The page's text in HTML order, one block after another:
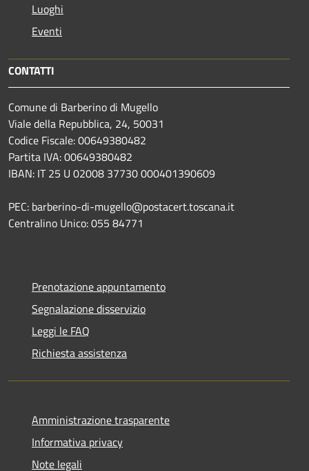
Luoghi
Eventi
CONTATTI
Comune di Barberino di Mugello
Viale della Repubblica, 24, 50031
Codice Fiscale: 00649380482
Partita IVA: 00649380482
IBAN: IT 25 U 02008 37730 000401390609
PEC: barberino-di-mugello@postacert.toscana.it
Centralino Unico: 055 84771
Prenotazione appuntamento
Segnalazione disservizio
Leggi le FAQ
Richiesta assistenza
Amministrazione trasparente
Informativa privacy
Note legali